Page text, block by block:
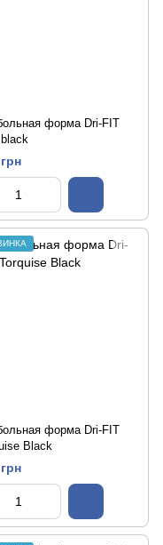
форма Dri-FIT
форма Dri-FIT
Black